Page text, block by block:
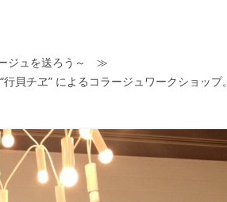
ジュを送ろう～ ≫
貝チヱ” によるコラージュワークショップ。